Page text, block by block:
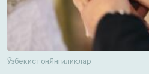
ЎзбекистонЯнгиликлар